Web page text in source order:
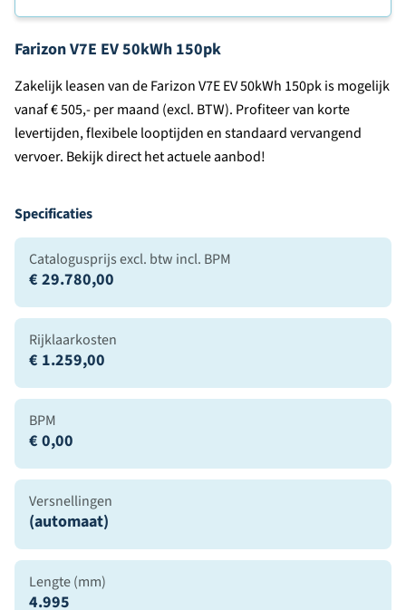
Farizon V7E EV 50kWh 150pk
Zakelijk leasen van de Farizon V7E EV 50kWh 150pk is mogelijk
vanaf € 505,- per maand (excl. BTW). Profiteer van korte
levertijden, flexibele looptijden en standaard vervangend
vervoer. Bekijk direct het actuele aanbod!
Specificaties
Catalogusprijs excl. btw incl. BPM
€ 29.780,00
Rijklaarkosten
€ 1.259,00
BPM
€ 0,00
Versnellingen
(automaat)
Lengte (mm)
4.995